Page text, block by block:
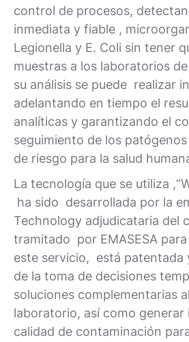
control de procesos,
inmediata y fiable ,
Legionella y E. Coli sin tener
muestras a los laboratorios de
su análisis se puede realizar
adelantando en tiempo el
analíticas y garantizando el
seguimiento de los
de riesgo para la salud
La tecnología que se utiliza
ha sido desarrollada por la
Technology adjudicataria del
tramitado por EMASESA
este servicio, está patentada
de la toma de decisiones
soluciones complementarias
laboratorio, así como generar
calidad de contaminación